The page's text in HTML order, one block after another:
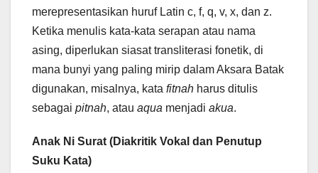
merepresentasikan huruf Latin c, f, q, v, x, dan z.
Ketika menulis kata-kata serapan atau nama
asing, diperlukan siasat transliterasi fonetik, di
mana bunyi yang paling mirip dalam Aksara Batak
digunakan, misalnya, kata fitnah harus ditulis
sebagai pitnah, atau aqua menjadi akua.
Anak Ni Surat (Diakritik Vokal dan Penutup
Suku Kata)